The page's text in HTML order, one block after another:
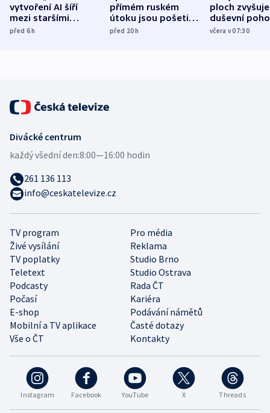
vytvoření AI šíří
mezi staršími
Poláky nebezpečné
před 6h
přímém ruském
útoku jsou pošetilé,
míní estonský
před 20h
ploch zvyšuje
duševní
ukázala
včera v 07:30
Instagram Facebook YouTube X Threads
TV program
Pro média
Živé vysílání
Reklama
TV poplatky
Studio Brno
Teletext
Studio Ostrava
Podcasty
Rada ČT
Počasí
Kariéra
E-shop
Podávání námětů
Mobilní a TV aplikace
Časté dotazy
Vše o ČT
Kontakty
Divácké centrum
každý všední den:8:00—16:00 hodin
261 136 113
info@ceskatelevize.cz